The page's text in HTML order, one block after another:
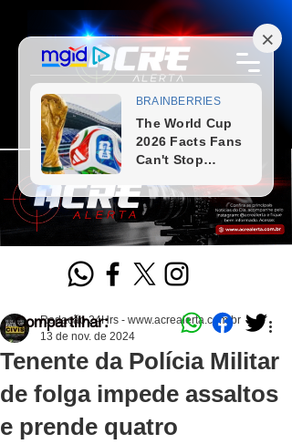
Tenente da Polícia Militar
de folga impede assaltos
e prende quatro
Redação 24Hrs - www.acrealerta.com.br
13 de nov. de 2024
Compartilhar: